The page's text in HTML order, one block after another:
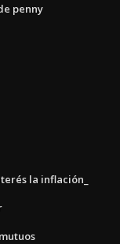
penny
la inflación_